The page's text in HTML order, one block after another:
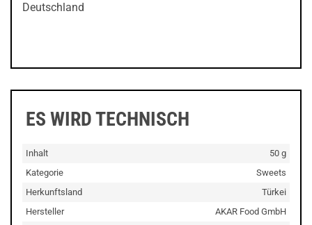
Deutschland
ES WIRD TECHNISCH
Inhalt
50 g
Kategorie
Sweets
Herkunftsland
Türkei
Hersteller
AKAR Food GmbH